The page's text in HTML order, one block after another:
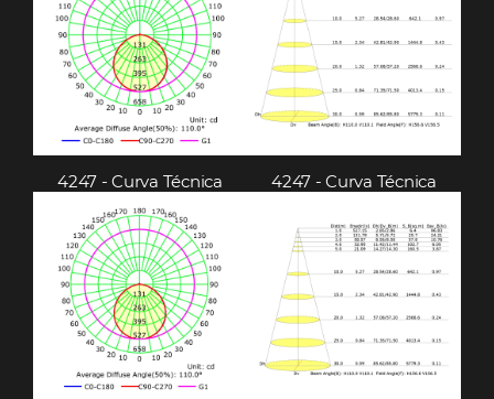
4247 - Curva Técnica 4247 - Curva Técnica